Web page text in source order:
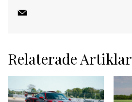
Relaterade Artiklar